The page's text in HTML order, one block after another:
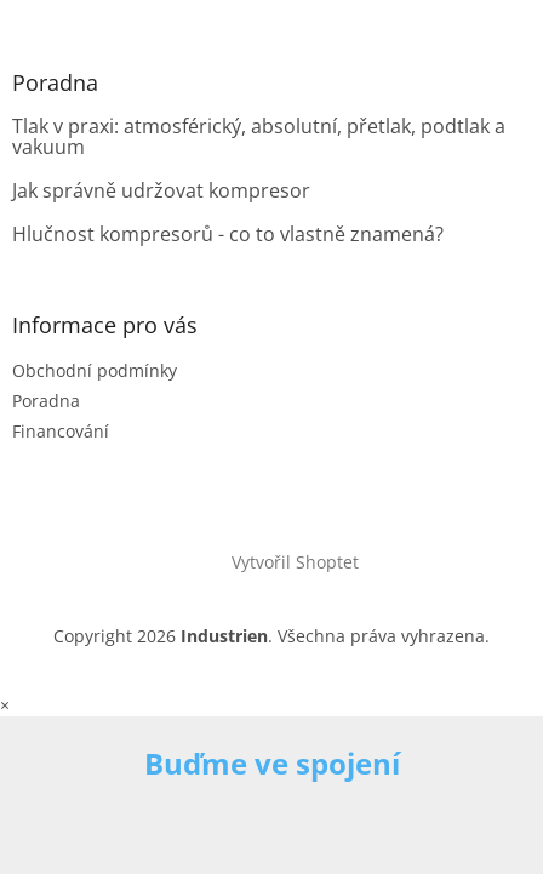
Poradna
Tlak v praxi: atmosférický, absolutní, přetlak, podtlak a
vakuum
Jak správně udržovat kompresor
Hlučnost kompresorů - co to vlastně znamená?
Informace pro vás
Obchodní podmínky
Poradna
Financování
Vytvořil Shoptet
Copyright 2026 Industrien. Všechna práva vyhrazena.
×
Buďme ve spojení